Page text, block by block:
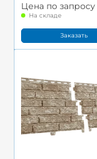
Цена по запросу
На складе
Заказать